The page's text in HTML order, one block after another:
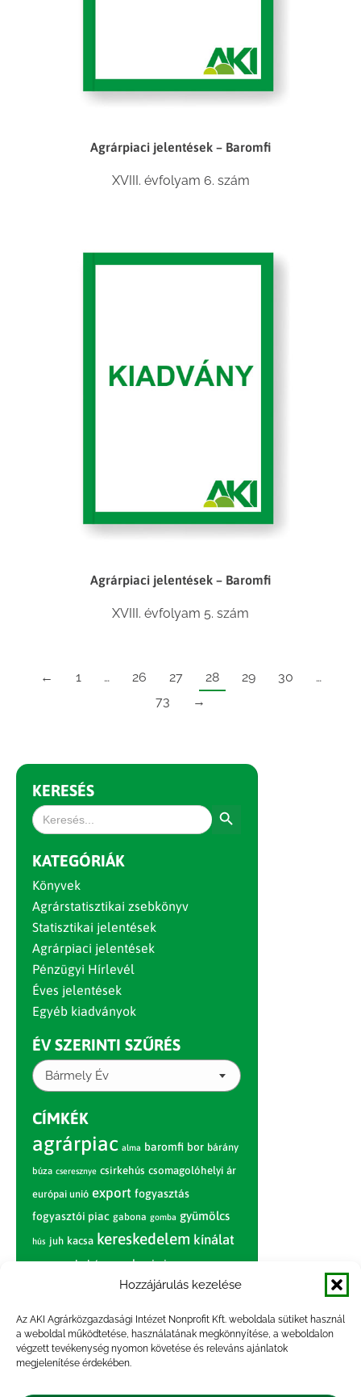
Hozzájárulás kezelése
Az AKI Agrárközgazdasági Intézet Nonprofit Kft. weboldala sütiket használ
a weboldal működtetése, használatának megkönnyítése, a weboldalon
végzett tevékenység nyomon követése és releváns ajánlatok
megjelenítése érdekében.
Agrárpiaci jelentések – Baromfi
XVIII. évfolyam 6. szám
Agrárpiaci jelentések – Baromfi
XVIII. évfolyam 5. szám
← 1 … 26 27 28 29 30
…
73
→
KERESÉS
Search
for:
KATEGÓRIÁK
Könyvek
Agrárstatisztikai zsebkönyv
Statisztikai jelentések
Agrárpiaci jelentések
Pénzügyi Hírlevél
Éves jelentések
Egyéb kiadványok
ÉV SZERINTI SZŰRÉS
Bármely Év
CÍMKÉK
agrárpiac alma baromfi bor bárány
búza cseresznye csirkehús csomagolóhelyi ár
európai unió export fogyasztás
fogyasztói piac gabona gomba gyümölcs
hús juh kacsa kereskedelem kínálat
körte marhahús nagybani piac narancs
nemzetközi árinformációk
paradicsom piac piaci jelentés
pulyka pulykahús sertés sertéshús
szarvasmarha termelés
termelői